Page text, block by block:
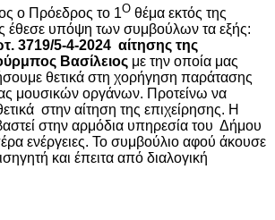
ο Πρόεδρος το 1Ο θέμα εκτός της
έθεσε υπόψη των συμβούλων τα εξής:
3719/5-4-2024 αίτησης της
Βασίλειος με την οποία μας
θετικά στη χορήγηση παράτασης
μουσικών οργάνων. Προτείνω να
στην αίτηση της επιχείρησης. Η
στην αρμόδια υπηρεσία του Δήμου
ενέργειες. Το συμβούλιο αφού άκουσε
και έπειτα από διαλογική